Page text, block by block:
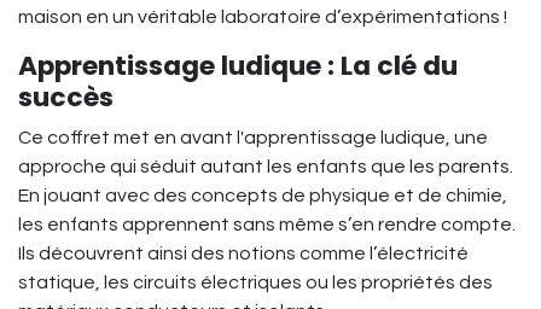
maison en un véritable laboratoire d’expérimentations !
Apprentissage ludique : La clé du
succès
Ce coffret met en avant l'apprentissage ludique, une
approche qui séduit autant les enfants que les parents.
En jouant avec des concepts de physique et de chimie,
les enfants apprennent sans même s’en rendre compte.
Ils découvrent ainsi des notions comme l’électricité
statique, les circuits électriques ou les propriétés des